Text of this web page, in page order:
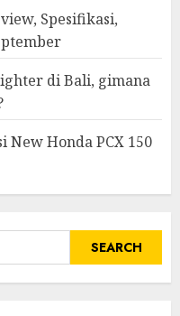
Spesifikasi,
di Bali, gimana
Honda PCX 150